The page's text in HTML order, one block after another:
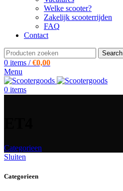
Welke scooter?
Zakelijk scooterrijden
FAQ
Contact
Search
0 items / €0,00
Menu
0 items
Categorieen
Sluiten
Categorieen